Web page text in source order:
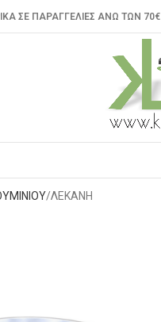
ΣΕ ΠΑΡΑΓΓΕΛΙΕΣ ΑΝΩ ΤΩΝ 70€
ΛΕΚΑΝΗ